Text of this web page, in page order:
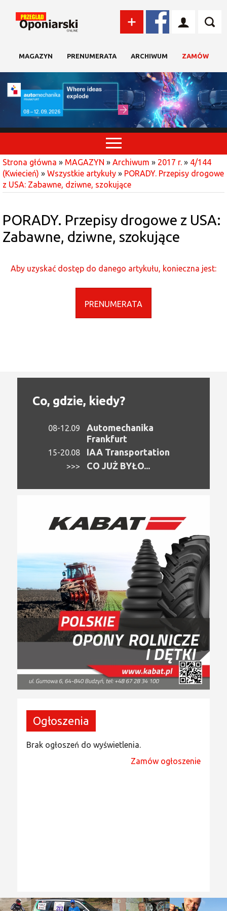
MAGAZYN PRENUMERATA ARCHIWUM ZAMÓW
Strona główna » MAGAZYN » Archiwum » 2017 r. » 4/144
(Kwiecień) » Wszystkie artykuły » PORADY. Przepisy drogowe
z USA: Zabawne, dziwne, szokujące
PORADY. Przepisy drogowe z USA:
Zabawne, dziwne, szokujące
Aby uzyskać dostęp do danego artykułu, konieczna jest:
PRENUMERATA
Co, gdzie, kiedy?
08-12.09
Automechanika
Frankfurt
15-20.08 IAA Transportation
>>> CO JUŻ BYŁO...
Ogłoszenia
Brak ogłoszeń do wyświetlenia.
Zamów ogłoszenie